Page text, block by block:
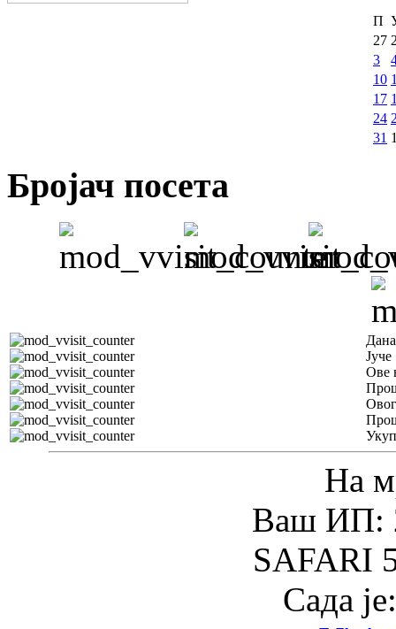
П
27
3
10
17
24
31
Бројач посета
Јуче
Ове
На
Ваш ИП:
SAFARI
Сада